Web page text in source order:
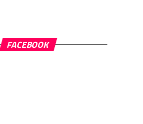
FACEBOOK